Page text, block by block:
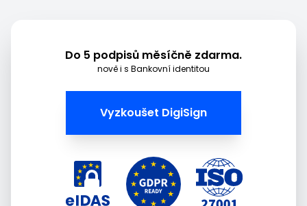
Do 5 podpisů měsíčně zdarma.
nově i s Bankovní identitou
Vyzkoušet DigiSign